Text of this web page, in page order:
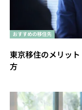
おすすめの移住先
東京移住のメリッ
方